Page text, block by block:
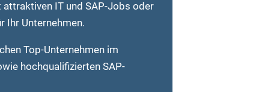
IT und SAP-Jobs oder
Ihr Unternehmen.
Top-Unternehmen im
hochqualifizierten SAP-